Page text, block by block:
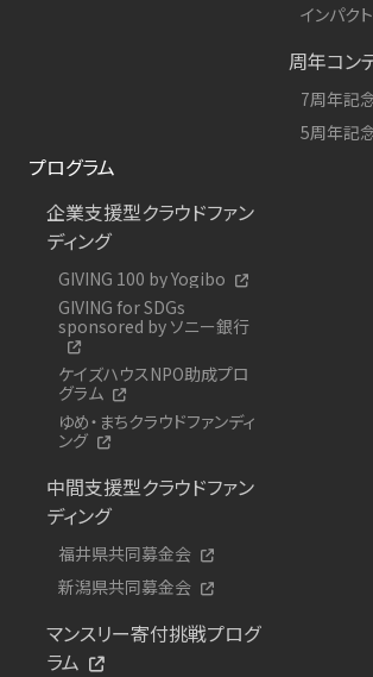
インパク
周年コン
7周年記
5周年記
プログラム
企業支援型クラウドファン
ディング
GIVING 100 by Yogibo
GIVING for SDGs
sponsored by ソニー銀行
ケイズハウスNPO助成プロ
グラム
ゆめ・まちクラウドファンディ
ング
中間支援型クラウドファン
ディング
福井県共同募金会
新潟県共同募金会
マンスリー寄付挑戦プログ
ラム